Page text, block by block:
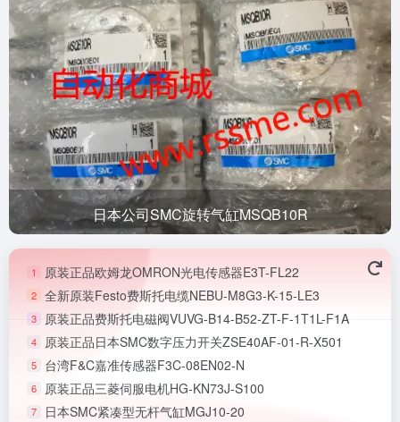
日本公司SMC旋转气缸MSQB10R
1 原装正品欧姆龙OMRON光电传感器E3T-FL22
2 全新原装Festo费斯托电缆NEBU-M8G3-K-15-LE3
3 原装正品费斯托电磁阀VUVG-B14-B52-ZT-F-1T1L-F1A
4 原装正品日本SMC数字压力开关ZSE40AF-01-R-X501
5 台湾F&C嘉准传感器F3C-08EN02-N
6 原装正品三菱伺服电机HG-KN73J-S100
7 日本SMC紧凑型无杆气缸MGJ10-20